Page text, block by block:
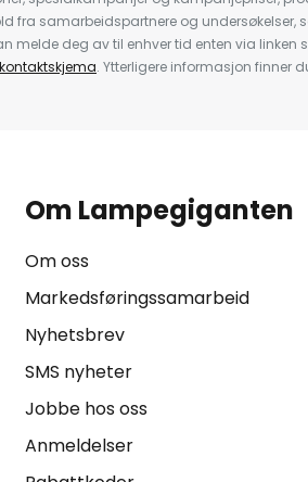
fra samarbeidspartnere og undersøkelser,
melde deg av til enhver tid enten via linken
kontaktskjema. Ytterligere informasjon finner
Om Lampegiganten
Om oss
Markedsføringssamarbeid
Nyhetsbrev
SMS nyheter
Jobbe hos oss
Anmeldelser